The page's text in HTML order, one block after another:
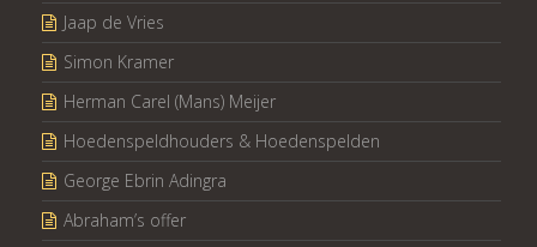
Jaap de Vries
Simon Kramer
Herman Carel (Mans) Meijer
Hoedenspeldhouders & Hoedenspelden
George Ebrin Adingra
Abraham’s offer